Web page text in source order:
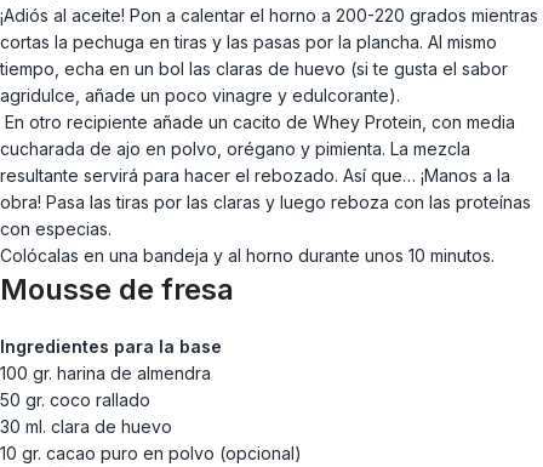
¡Adiós al aceite! Pon a calentar el horno a 200-220 grados mientras
cortas la pechuga en tiras y las pasas por la plancha. Al mismo
tiempo, echa en un bol las claras de huevo (si te gusta el sabor
agridulce, añade un poco vinagre y edulcorante).
En otro recipiente añade un cacito de Whey Protein, con media
cucharada de ajo en polvo, orégano y pimienta. La mezcla
resultante servirá para hacer el rebozado. Así que… ¡Manos a la
obra! Pasa las tiras por las claras y luego reboza con las proteínas
con especias.
Colócalas en una bandeja y al horno durante unos 10 minutos.
Mousse de fresa
Ingredientes para la base
100 gr. harina de almendra
50 gr. coco rallado
30 ml. clara de huevo
10 gr. cacao puro en polvo (opcional)